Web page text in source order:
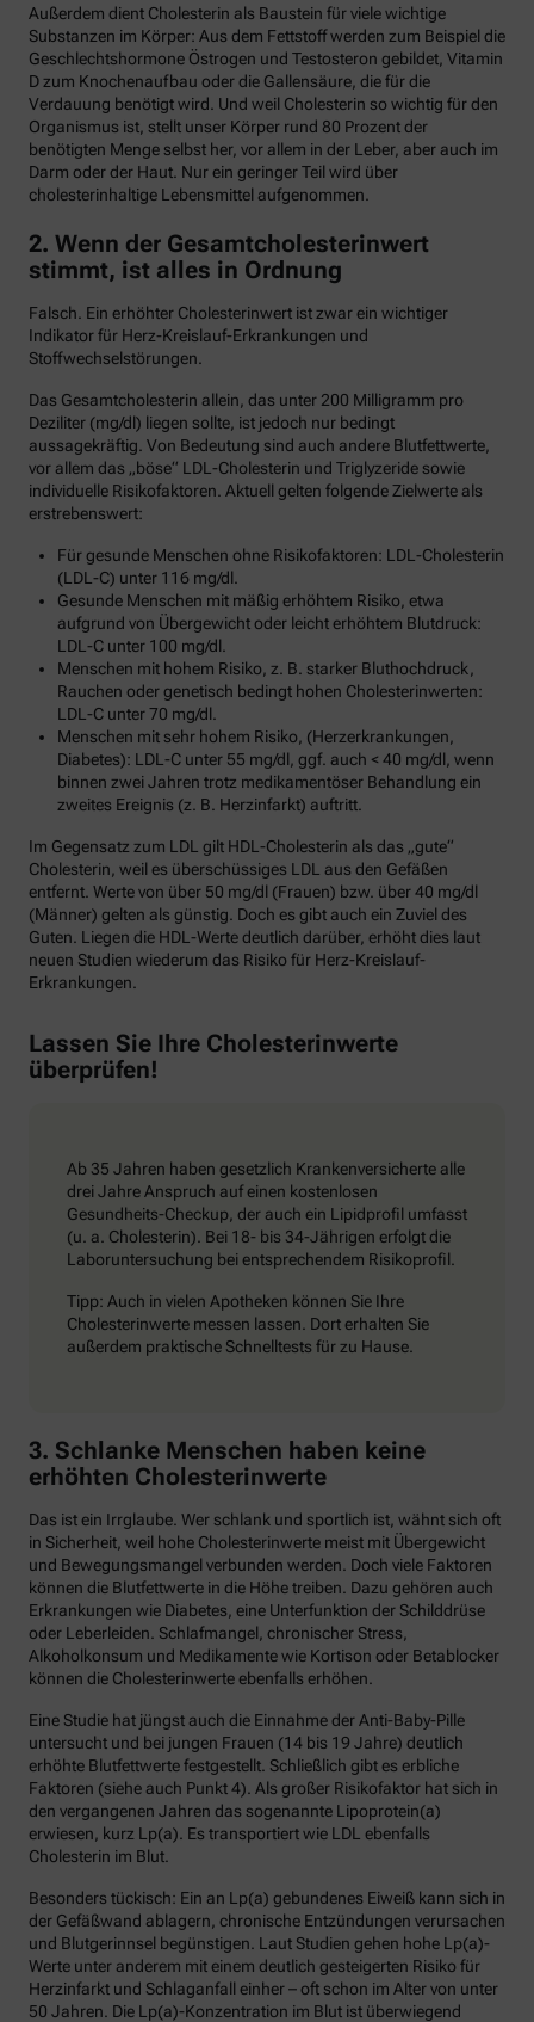
Außerdem dient Cholesterin als Baustein für viele wichtige
Substanzen im Körper: Aus dem Fettstoff werden zum Beispiel die
Geschlechtshormone Östrogen und Testosteron gebildet, Vitamin
D zum Knochenaufbau oder die Gallensäure, die für die
Verdauung benötigt wird. Und weil Cholesterin so wichtig für den
Organismus ist, stellt unser Körper rund 80 Prozent der
benötigten Menge selbst her, vor allem in der Leber, aber auch im
Darm oder der Haut. Nur ein geringer Teil wird über
cholesterinhaltige Lebensmittel aufgenommen.
2. Wenn der Gesamtcholesterinwert
stimmt, ist alles in Ordnung
Falsch. Ein erhöhter Cholesterinwert ist zwar ein wichtiger
Indikator für Herz-Kreislauf-Erkrankungen und
Stoffwechselstörungen.
Das Gesamtcholesterin allein, das unter 200 Milligramm pro
Deziliter (mg/dl) liegen sollte, ist jedoch nur bedingt
aussagekräftig. Von Bedeutung sind auch andere Blutfettwerte,
vor allem das „böse“ LDL-Cholesterin und Triglyzeride sowie
individuelle Risikofaktoren. Aktuell gelten folgende Zielwerte als
erstrebenswert:
Für gesunde Menschen ohne Risikofaktoren: LDL-Cholesterin
(LDL-C) unter 116 mg/dl.
Gesunde Menschen mit mäßig erhöhtem Risiko, etwa
aufgrund von Übergewicht oder leicht erhöhtem Blutdruck:
LDL-C unter 100 mg/dl.
Menschen mit hohem Risiko, z. B. starker Bluthochdruck,
Rauchen oder genetisch bedingt hohen Cholesterinwerten:
LDL-C unter 70 mg/dl.
Menschen mit sehr hohem Risiko, (Herzerkrankungen,
Diabetes): LDL-C unter 55 mg/dl, ggf. auch < 40 mg/dl, wenn
binnen zwei Jahren trotz medikamentöser Behandlung ein
zweites Ereignis (z. B. Herzinfarkt) auftritt.
Im Gegensatz zum LDL gilt HDL-Cholesterin als das „gute“
Cholesterin, weil es überschüssiges LDL aus den Gefäßen
entfernt. Werte von über 50 mg/dl (Frauen) bzw. über 40 mg/dl
(Männer) gelten als günstig. Doch es gibt auch ein Zuviel des
Guten. Liegen die HDL-Werte deutlich darüber, erhöht dies laut
neuen Studien wiederum das Risiko für Herz-Kreislauf-
Erkrankungen.
Lassen Sie Ihre Cholesterinwerte
überprüfen!
Ab 35 Jahren haben gesetzlich Krankenversicherte alle
drei Jahre Anspruch auf einen kostenlosen
Gesundheits-Checkup, der auch ein Lipidprofil umfasst
(u. a. Cholesterin). Bei 18- bis 34-Jährigen erfolgt die
Laboruntersuchung bei entsprechendem Risikoprofil.
Tipp: Auch in vielen Apotheken können Sie Ihre
Cholesterinwerte messen lassen. Dort erhalten Sie
außerdem praktische Schnelltests für zu Hause.
3. Schlanke Menschen haben keine
erhöhten Cholesterinwerte
Das ist ein Irrglaube. Wer schlank und sportlich ist, wähnt sich oft
in Sicherheit, weil hohe Cholesterinwerte meist mit Übergewicht
und Bewegungsmangel verbunden werden. Doch viele Faktoren
können die Blutfettwerte in die Höhe treiben. Dazu gehören auch
Erkrankungen wie Diabetes, eine Unterfunktion der Schilddrüse
oder Leberleiden. Schlafmangel, chronischer Stress,
Alkoholkonsum und Medikamente wie Kortison oder Betablocker
können die Cholesterinwerte ebenfalls erhöhen.
Eine Studie hat jüngst auch die Einnahme der Anti-Baby-Pille
untersucht und bei jungen Frauen (14 bis 19 Jahre) deutlich
erhöhte Blutfettwerte festgestellt. Schließlich gibt es erbliche
Faktoren (siehe auch Punkt 4). Als großer Risikofaktor hat sich in
den vergangenen Jahren das sogenannte Lipoprotein(a)
erwiesen, kurz Lp(a). Es transportiert wie LDL ebenfalls
Cholesterin im Blut.
Besonders tückisch: Ein an Lp(a) gebundenes Eiweiß kann sich in
der Gefäßwand ablagern, chronische Entzündungen verursachen
und Blutgerinnsel begünstigen. Laut Studien gehen hohe Lp(a)-
Werte unter anderem mit einem deutlich gesteigerten Risiko für
Herzinfarkt und Schlaganfall einher – oft schon im Alter von unter
50 Jahren. Die Lp(a)-Konzentration im Blut ist überwiegend